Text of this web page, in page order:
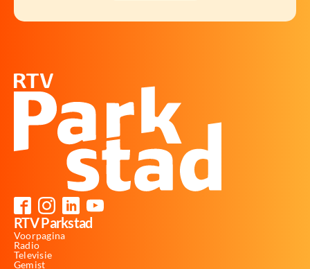
RTV Parkstad
Voorpagina
Radio
Televisie
Gemist